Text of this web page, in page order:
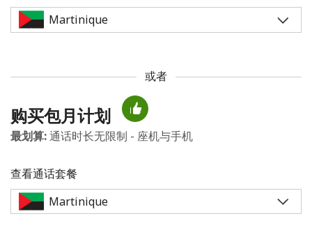
至少 8 个字符
一个大写字母和一个小写字母
一个特殊字符
或者
购买包月计划
最划算:通话时长无限制 - 座机与手机
查看通话套餐